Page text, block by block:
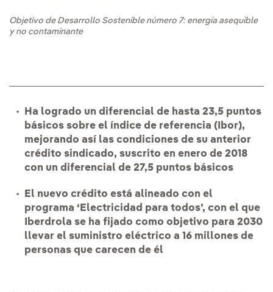
Objetivo de Desarrollo Sostenible número 7: energía asequible
y no contaminante
Ha logrado un diferencial de hasta 23,5 puntos
básicos sobre el índice de referencia (Ibor),
mejorando así las condiciones de su anterior
crédito sindicado, suscrito en enero de 2018
con un diferencial de 27,5 puntos básicos
El nuevo crédito está alineado con el
programa ‘Electricidad para todos’, con el que
Iberdrola se ha fijado como objetivo para 2030
llevar el suministro eléctrico a 16 millones de
personas que carecen de él